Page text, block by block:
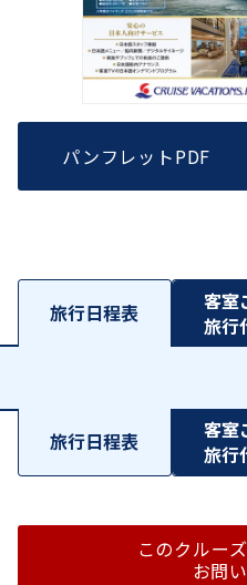
パンフレットPDF
旅行日程表
客室
旅行
旅行日程表
客室
旅行
このクルー
お問